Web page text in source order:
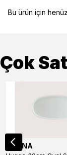
Bu ürün için
Çok
BONNA